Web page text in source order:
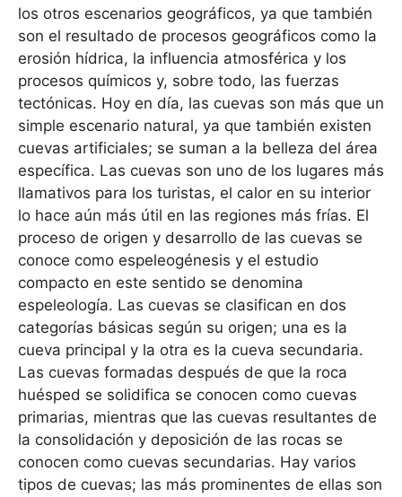
los otros escenarios geográficos, ya que también
son el resultado de procesos geográficos como la
erosión hídrica, la influencia atmosférica y los
procesos químicos y, sobre todo, las fuerzas
tectónicas. Hoy en día, las cuevas son más que un
simple escenario natural, ya que también existen
cuevas artificiales; se suman a la belleza del área
específica. Las cuevas son uno de los lugares más
llamativos para los turistas, el calor en su interior
lo hace aún más útil en las regiones más frías. El
proceso de origen y desarrollo de las cuevas se
conoce como espeleogénesis y el estudio
compacto en este sentido se denomina
espeleología. Las cuevas se clasifican en dos
categorías básicas según su origen; una es la
cueva principal y la otra es la cueva secundaria.
Las cuevas formadas después de que la roca
huésped se solidifica se conocen como cuevas
primarias, mientras que las cuevas resultantes de
la consolidación y deposición de las rocas se
conocen como cuevas secundarias. Hay varios
tipos de cuevas; las más prominentes de ellas son